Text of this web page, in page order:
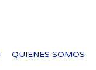
QUIENES SOMOS